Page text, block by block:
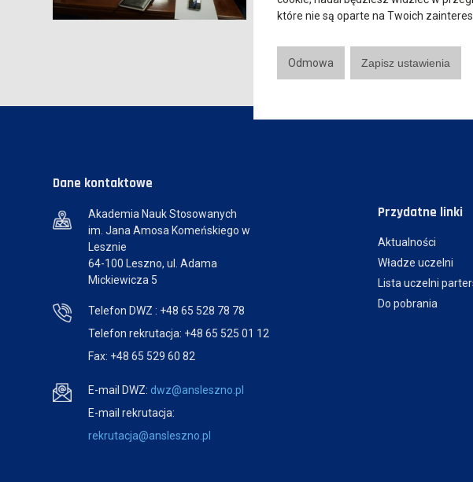
Dane kontaktowe
Akademia Nauk Stosowanych
im. Jana Amosa Komeńskiego w
Lesznie
64-100 Leszno, ul. Adama
Mickiewicza 5
Telefon DWZ : +48 65 528 78 78
Telefon rekrutacja: +48 65 525 01 12
Fax: +48 65 529 60 82
E-mail DWZ: dwz@ansleszno.pl
E-mail rekrutacja:
rekrutacja@ansleszno.pl
Przydatne linki
Aktualności
Władze uczelni
Lista uczelni
Do pobrania
które nie są oparte na Twoich
Odmowa Zapisz ustawienia